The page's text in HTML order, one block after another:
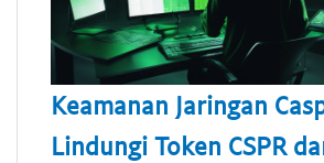
Keamanan Jaringan
Lindungi Token CSPR